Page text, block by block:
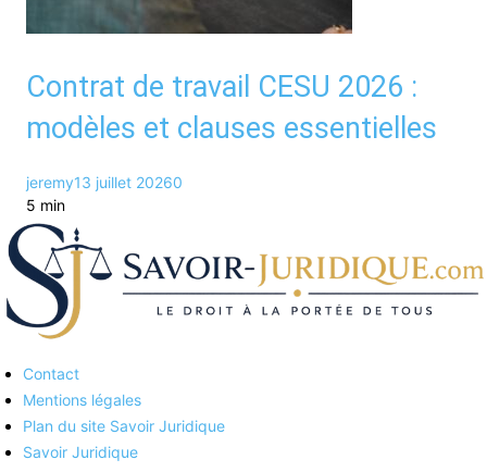
Contrat de travail CESU 2026 :
modèles et clauses essentielles
jeremy13 juillet 20260
5 min
Savoirs juridiques
Contact
Mentions légales
Plan du site Savoir Juridique
Savoir Juridique